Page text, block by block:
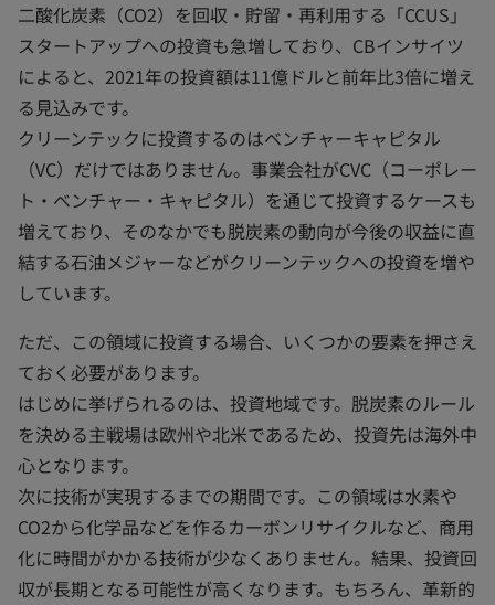
二酸化炭素（CO2）を回収・貯留・再利用する「CCUS」
スタートアップへの投資も急増しており、CBインサイツ
によると、2021年の投資額は11億ドルと前年比3倍に増え
る見込みです。
クリーンテックに投資するのはベンチャーキャピタル
（VC）だけではありません。事業会社がCVC（コーポレー
ト・ベンチャー・キャピタル）を通じて投資するケースも
増えており、そのなかでも脱炭素の動向が今後の収益に直
結する石油メジャーなどがクリーンテックへの投資を増や
しています。
ただ、この領域に投資する場合、いくつかの要素を押さえ
ておく必要があります。
はじめに挙げられるのは、投資地域です。脱炭素のルール
を決める主戦場は欧州や北米であるため、投資先は海外中
心となります。
次に技術が実現するまでの期間です。この領域は水素や
CO2から化学品などを作るカーボンリサイクルなど、商用
化に時間がかかる技術が少なくありません。結果、投資回
収が長期となる可能性が高くなります。もちろん、革新的